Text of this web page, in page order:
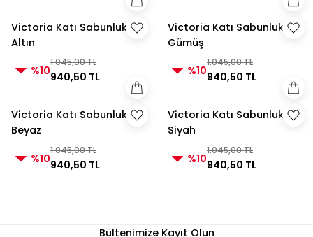
Victoria Katı Sabunluk
Altın
%10
1.045,00 TL
940,50 TL
Victoria Katı Sabunluk
Gümüş
%10
1.045,00 TL
940,50 TL
Victoria Katı Sabunluk
Beyaz
%10
1.045,00 TL
940,50 TL
Victoria Katı Sabunluk
Siyah
%10
1.045,00 TL
940,50 TL
Bültenimize Kayıt Olun